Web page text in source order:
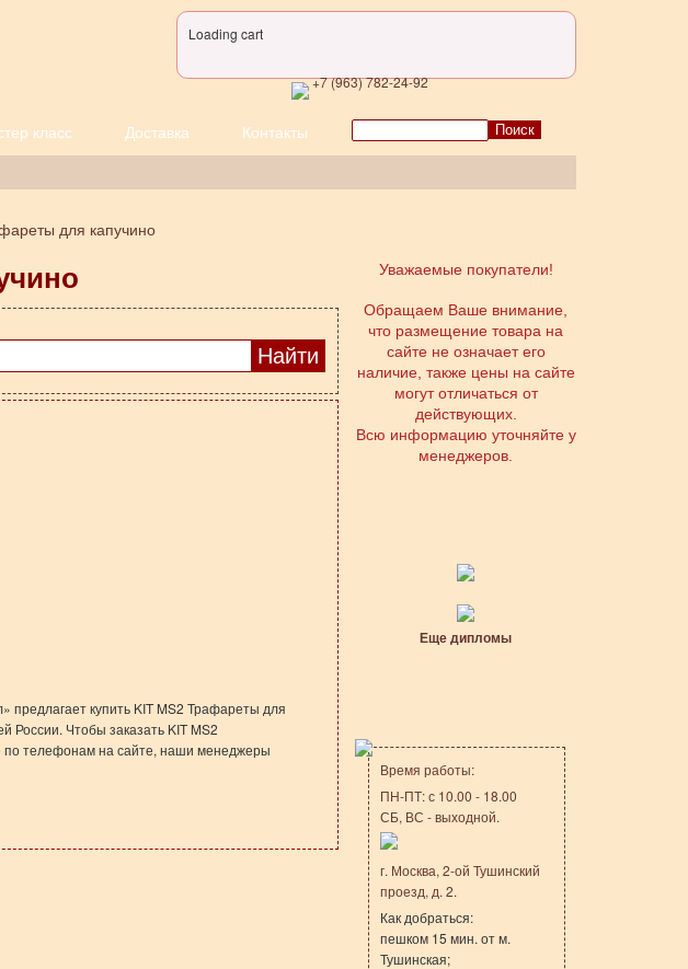
Loading cart
+7 (963) 782-24-92
класс Доставка Контакты Поиск
для капучино
предлагает купить KIT MS2 Трафареты для
России. Чтобы заказать KIT MS2
по телефонам на сайте, наши менеджеры
Уважаемые покупатели!
Обращаем Ваше внимание,
что размещение товара на
сайте не означает его
наличие, также цены на сайте
могут отличаться от
действующих.
Всю информацию уточняйте у
менеджеров.
Еще дипломы
Время работы:
ПН-ПТ: с 10.00 - 18.00
СБ, ВС - выходной.
г. Москва, 2-ой Тушинский
проезд, д. 2.
Как добраться:
пешком 15 мин. от м.
Тушинская;